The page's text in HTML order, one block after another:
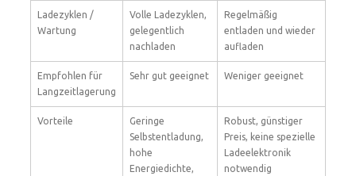
Ladezyklen /
Wartung
Volle Ladezyklen,
gelegentlich
nachladen
Regelmäßig
entladen und wieder
aufladen
Empfohlen für
Langzeitlagerung
Sehr gut geeignet Weniger geeignet
Vorteile
Geringe
Selbstentladung,
hohe
Energiedichte,
Robust, günstiger
Preis, keine spezielle
Ladeelektronik
notwendig